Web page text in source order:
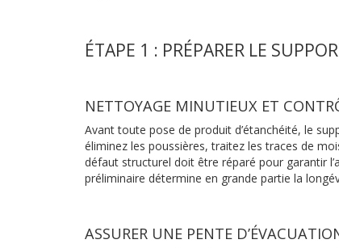
ÉTAPE 1 : PRÉPARER LE
NETTOYAGE MINUTIEUX ET
Avant toute pose de produit d’étanchéité, le
éliminez les poussières, traitez les traces de
défaut structurel doit être réparé pour garantir
préliminaire détermine en grande partie la
ASSURER UNE PENTE